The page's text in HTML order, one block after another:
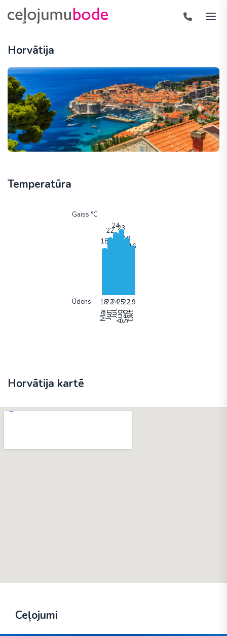
Horvātija
Temperatūra
Gaiss °C
Ūdens
MaiJunJūlAugSepOkt
Horvātija kartē
Ceļojumi